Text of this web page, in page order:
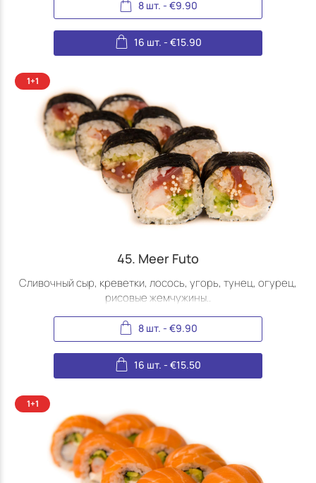
8 шт. - €9.90
16 шт. - €15.90
45. Meer Futo
Сливочный сыр, креветки, лосось, угорь, тунец, огурец,
рисовые жемчужины..
8 шт. - €9.90
16 шт. - €15.50